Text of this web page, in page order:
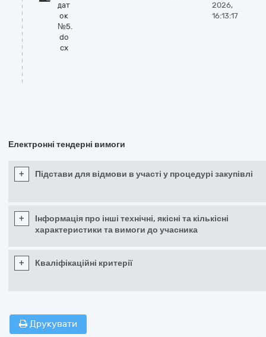
дат
ок
№5.
do
cx
2026,
16:13:17
Електронні тендерні вимоги
+ Підстави для відмови в участі у процедурі закупівлі
+
Інформація про інші технічні, якісні та кількісні
характеристики та вимоги до учасника
+ Кваліфікаційні критерії
Друкувати